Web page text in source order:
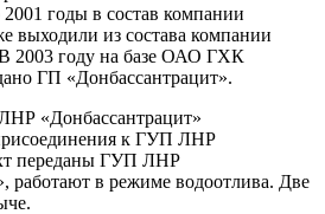
годы в состав компании
выходили из состава компании
2003 году на базе ОАО ГХК
ГП «Донбассантрацит».
«Донбассантрацит»
к ГУП ЛНР
переданы ГУП ЛНР
работают в режиме водоотлива. Две